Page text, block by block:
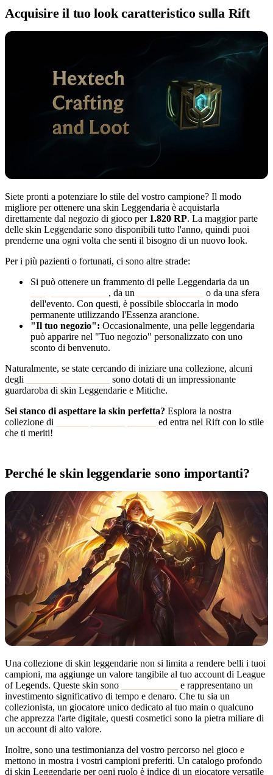
Acquisire il tuo look caratteristico sulla Rift
Siete pronti a potenziare lo stile del vostro campione? Il modo
migliore per ottenere una skin Leggendaria è acquistarla
direttamente dal negozio di gioco per 1.820 RP. La maggior parte
delle skin Leggendarie sono disponibili tutto l'anno, quindi puoi
prenderne una ogni volta che senti il bisogno di un nuovo look.
Per i più pazienti o fortunati, ci sono altre strade:
Si può ottenere un frammento di pelle Leggendaria da un
, da un
o da una sfera
dell'evento. Con questi, è possibile sbloccarla in modo
permanente utilizzando l'Essenza arancione.
"Il tuo negozio": Occasionalmente, una pelle leggendaria
può apparire nel "Tuo negozio" personalizzato con uno
sconto di benvenuto.
Naturalmente, se state cercando di iniziare una collezione, alcuni
degli
sono dotati di un impressionante
guardaroba di skin Leggendarie e Mitiche.
Sei stanco di aspettare la skin perfetta? Esplora la nostra
collezione di
ed entra nel Rift con lo stile
che ti meriti!
Perché le skin leggendarie sono importanti?
Una collezione di skin leggendarie non si limita a rendere belli i tuoi
campioni, ma aggiunge un valore tangibile al tuo account di League
of Legends. Queste skin sono
e rappresentano un
investimento significativo di tempo e denaro. Che tu sia un
collezionista, un giocatore unico dedicato al tuo main o qualcuno
che apprezza l'arte digitale, questi cosmetici sono la pietra miliare di
un account di alto valore.
Inoltre, sono una testimonianza del vostro percorso nel gioco e
mettono in mostra i vostri campioni preferiti. Un catalogo profondo
di skin Leggendarie per ogni ruolo è indice di un giocatore versatile